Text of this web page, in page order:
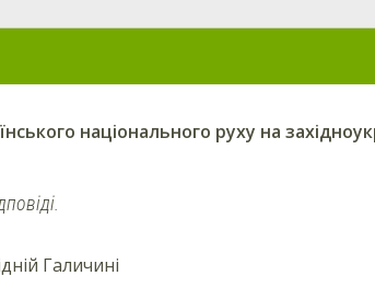
національного руху на
Галичині